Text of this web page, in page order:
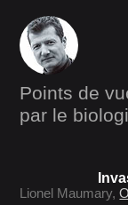
Points de
par le
Lionel Maumary,